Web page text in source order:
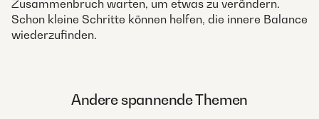
Zusammenbruch warten, um etwas zu verändern.
Schon kleine Schritte können helfen, die innere Balance
wiederzufinden.
Andere spannende Themen